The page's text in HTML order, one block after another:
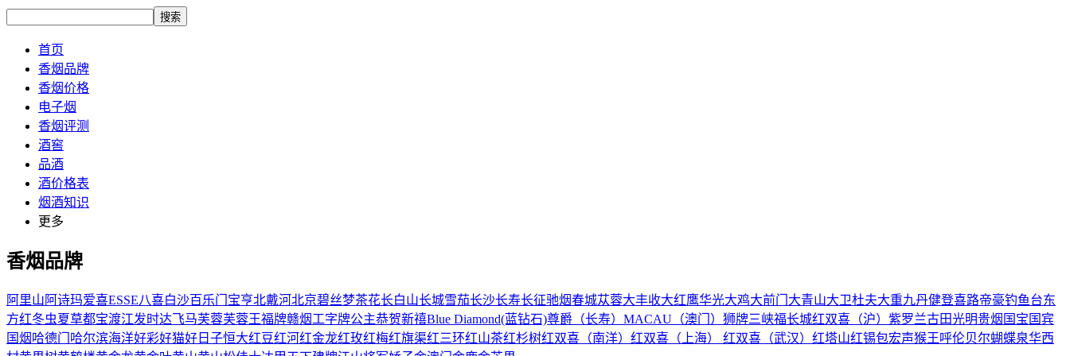
搜索
首页
香烟品牌
香烟价格
电子烟
香烟评测
酒窖
品酒
酒价格表
烟酒知识
更多
香烟品牌
阿里山 阿诗玛爱喜ESSE八喜白沙百乐门 宝亨北戴河北京碧丝梦茶花长白山长城雪茄长沙长寿长征驰烟春城苁蓉大丰收大红鹰华光大鸡大前门 大青山大卫杜夫大重九丹健登喜路帝豪钓鱼台东
方红冬虫夏草都宝渡江发时达飞马芙蓉芙蓉王福牌赣烟工字牌公主恭贺新禧Blue Diamond(蓝钻石)尊爵（长寿） MACAU（澳门） 狮牌三峡福长城红双喜（沪） 紫罗兰古田光明贵烟 国宝 国宾
国烟哈德门 哈尔滨海洋好彩好猫好日子恒大红豆红河红金龙红玫红梅红旗渠红三环红山茶红杉树红双喜（南洋） 红双喜（上海） 红双喜（武汉） 红塔山红锡包宏声猴王 呼伦贝尔蝴蝶泉华西